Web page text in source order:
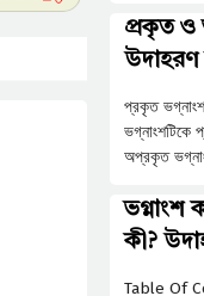
প্রকৃত ও
উদাহরণ
প্রকৃত
অপ্রকৃত
ভগ্নাংশ
কী?
Table Of